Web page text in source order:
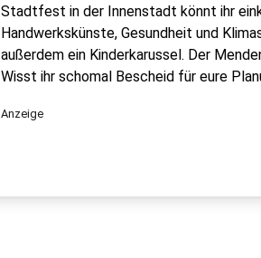
Stadtfest in der Innenstadt könnt ihr
Handwerkskünste, Gesundheit und
außerdem ein Kinderkarussel. Der
Wisst ihr schomal Bescheid für eure
Anzeige